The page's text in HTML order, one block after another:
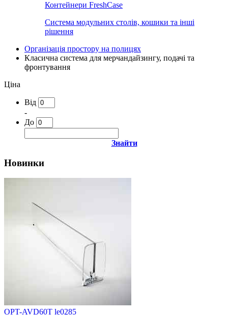
Контейнери FreshCase
Система модульних столів, кошики та інші
рішення
Організація простору на полицях
Класична система для мерчандайзингу, подачі та
фронтування
Ціна
Від
-
До
Знайти
Новинки
OPT-AVD60T le0285